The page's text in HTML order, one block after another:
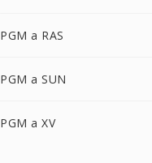
PGM a RAS
PGM a SUN
PGM a XV